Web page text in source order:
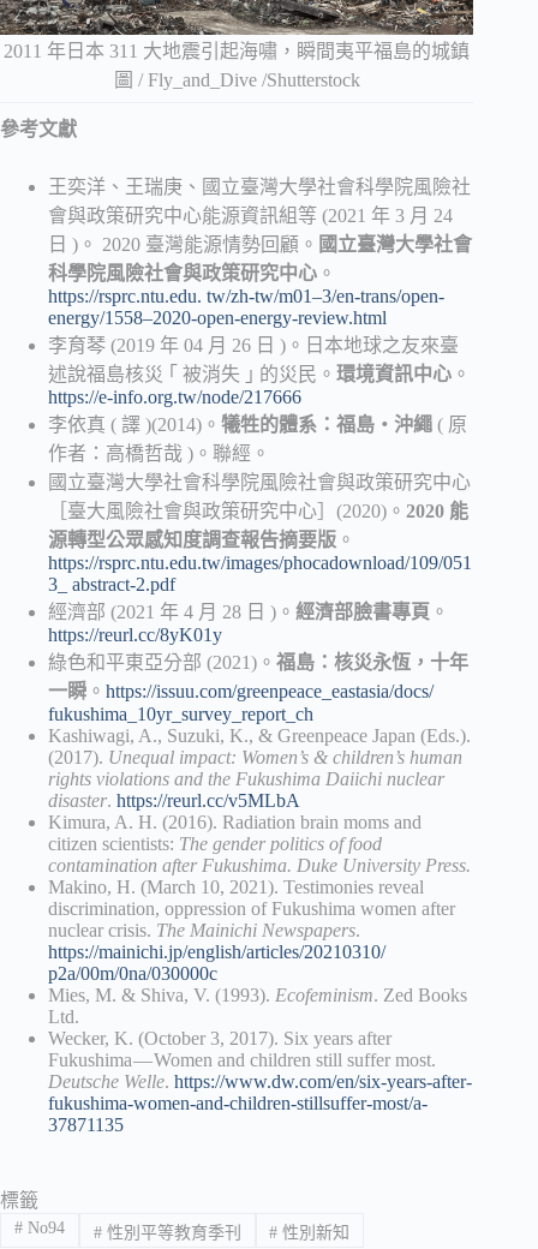
2011 年日本 311 大地震引起海嘯，瞬間夷平福島的城鎮
圖 / Fly_and_Dive /Shutterstock
參考文獻
王奕洋、王瑞庚、國立臺灣大學社會科學院風險社
會與政策研究中心能源資訊組等 (2021 年 3 月 24
日 )。 2020 臺灣能源情勢回顧。 國立臺灣大學社會
科學院風險社會與政策研究中心 。
https://rsprc.ntu.edu. tw/zh-tw/m01–3/en-trans/open-
energy/1558–2020-open-energy-review.html
李育琴 (2019 年 04 月 26 日 )。日本地球之友來臺
述說福島核災 ｢ 被消失 ｣ 的災民。 環境資訊中心 。
https://e-info.org.tw/node/217666
李依真 ( 譯 )(2014)。 犧牲的體系：福島‧沖繩 ( 原
作者：高橋哲哉 )。聯經。
國立臺灣大學社會科學院風險社會與政策研究中心
［臺大風險社會與政策研究中心］(2020)。 2020 能
源轉型公眾感知度調查報告摘要版 。
https://rsprc.ntu.edu.tw/images/phocadownload/109/051
3_ abstract-2.pdf
經濟部 (2021 年 4 月 28 日 )。 經濟部臉書專頁 。
https://reurl.cc/8yK01y
綠色和平東亞分部 (2021)。 福島：核災永恆，十年
一瞬 。 https://issuu.com/greenpeace_eastasia/docs/
fukushima_10yr_survey_report_ch
Kashiwagi, A., Suzuki, K., & Greenpeace Japan (Eds.).
(2017). Unequal impact: Women’s & children’s human
rights violations and the Fukushima Daiichi nuclear
disaster. https://reurl.cc/v5MLbA
Kimura, A. H. (2016). Radiation brain moms and
citizen scientists: The gender politics of food
contamination after Fukushima. Duke University Press.
Makino, H. (March 10, 2021). Testimonies reveal
discrimination, oppression of Fukushima women after
nuclear crisis. The Mainichi Newspapers.
https://mainichi.jp/english/articles/20210310/
p2a/00m/0na/030000c
Mies, M. & Shiva, V. (1993). Ecofeminism. Zed Books
Ltd.
Wecker, K. (October 3, 2017). Six years after
Fukushima — Women and children still suffer most.
Deutsche Welle. https://www.dw.com/en/six-years-after-
fukushima-women-and-children-stillsuffer-most/a-
37871135
標籤
#No94 #性別平等教育季刊 # 性別新知